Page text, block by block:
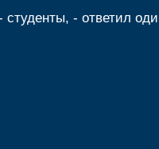
- ответил